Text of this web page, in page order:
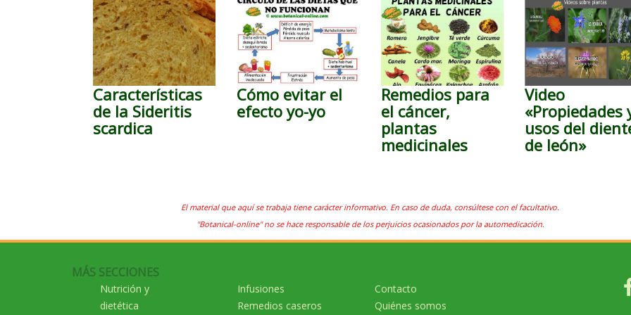
Características
de la Sideritis
scardica
Cómo evitar el
efecto yo-yo
Remedios para
el cáncer,
plantas
medicinales
Video
«Propiedades
usos del
de león»
El material que aquí se trabaja tiene carácter informativo. En caso de duda, consúltese con el facultativo.
"Botanical-online" no se hace responsable de los perjuicios ocasionados por la automedicación.
MÁS SECCIONES
Nutrición y
dietética
Infusiones
Remedios caseros
Contacto
Quiénes somos